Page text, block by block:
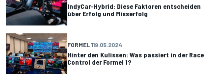
IndyCar-Hybrid: Diese Faktoren entscheiden
über Erfolg und Misserfolg
FORMEL 119.05.2024
Hinter den Kulissen: Was passiert in der Race
Control der Formel 1?